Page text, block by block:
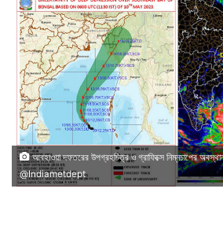
আবহাওয়া দফতরের উপগ্রহচিত্র ও গ্রাফিক্সে নিম্নচাপের
@Indiametdept